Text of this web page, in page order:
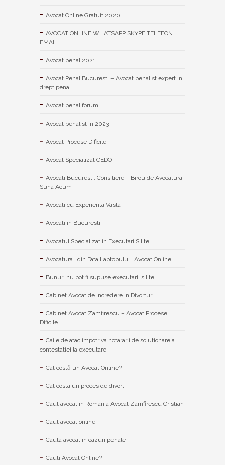
Avocat Online Gratuit 2020
AVOCAT ONLINE WHATSAPP SKYPE TELEFON
EMAIL
Avocat penal 2021
Avocat Penal Bucuresti – Avocat penalist expert in
drept penal
Avocat penal forum
Avocat penalist in 2023
Avocat Procese Dificile
Avocat Specializat CEDO
Avocati Bucuresti. Consiliere – Birou de Avocatura.
Suna Acum
Avocati cu Experienta Vasta
Avocati în Bucuresti
Avocatul Specializat in Executari Silite
Avocatura | din Fata Laptopului | Avocat Online
Bunuri nu pot fi supuse executarii silite
Cabinet Avocat de Incredere in Divorturi
Cabinet Avocat Zamfirescu – Avocat Procese
Dificile
Caile de atac impotriva hotararii de solutionare a
contestatiei la executare
Cât costă un Avocat Online?
Cat costa un proces de divort
Caut avocat in Romania Avocat Zamfirescu Cristian
Caut avocat online
Cauta avocat in cazuri penale
Cauti Avocat Online?